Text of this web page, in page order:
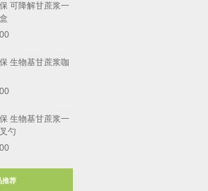
可降解甘蔗浆一
生物基甘蔗浆咖
生物基甘蔗浆一
勺
推荐